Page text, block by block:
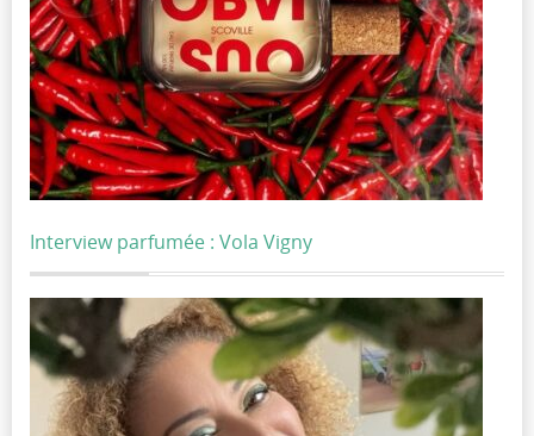
Interview parfumée : Vola Vigny